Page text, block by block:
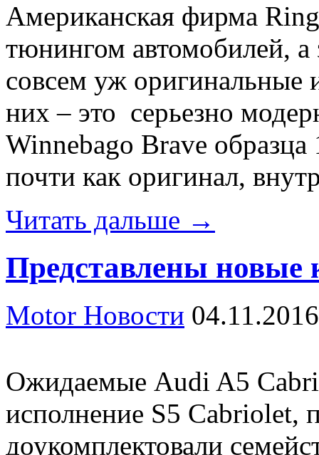
Американская фирма
тюнингом автомобилей, а
совсем уж
них – это серьезно
Winnebago Brave
почти как оригинал,
Читать дальше →
Представлены новые
Motor Новости 04.11.2016
Ожидаемые Audi A5
исполнение S5 Cabriolet,
доукомплектовали